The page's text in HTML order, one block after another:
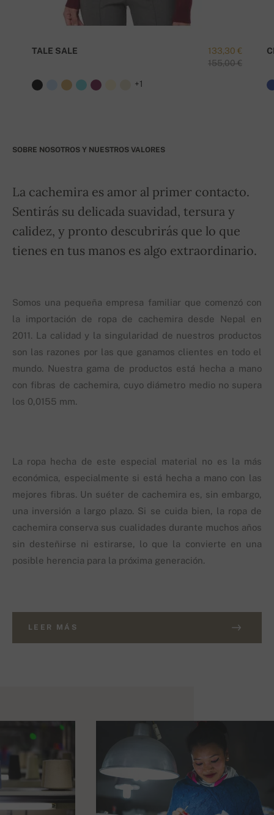
133,30 €
155,00 €
TALE SALE
+1
SOBRE NOSOTROS Y NUESTROS VALORES
La cachemira es amor al primer contacto.
Sentirás su delicada suavidad, tersura y
calidez, y pronto descubrirás que lo que
tienes en tus manos es algo extraordinario.
Somos una pequeña empresa familiar que comenzó con
la importación de ropa de cachemira desde Nepal en
2011. La calidad y la singularidad de nuestros productos
son las razones por las que ganamos clientes en todo el
mundo. Nuestra gama de productos está hecha a mano
con fibras de cachemira, cuyo diámetro medio no supera
los 0,0155 mm.
La ropa hecha de este especial material no es la más
económica, especialmente si está hecha a mano con las
mejores fibras. Un suéter de cachemira es, sin embargo,
una inversión a largo plazo. Si se cuida bien, la ropa de
cachemira conserva sus cualidades durante muchos años
sin desteñirse ni estirarse, lo que la convierte en una
posible herencia para la próxima generación.
LEER MÁS